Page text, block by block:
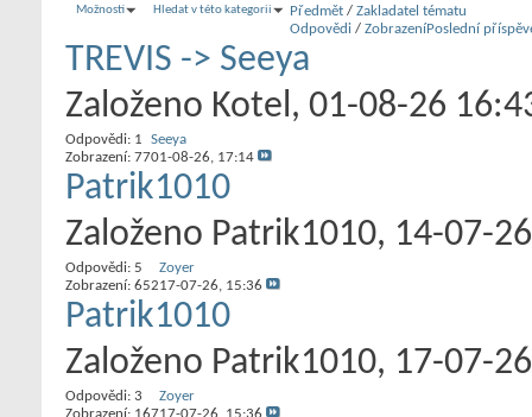
Možnosti Hledat v této kategorii Předmět / Zakladatel tématu
Odpovědi / ZobrazeníPoslední
TREVIS -> Seeya
Založeno Kotel‎, 01-08-26
Odpovědi: 1
Zobrazení: 77
Seeya
01-08-26, 17:14
Patrik1010
Založeno Patrik1010‎, 14-07-
Odpovědi: 5
Zobrazení: 652
Zoyer
17-07-26, 15:36
Patrik1010
Založeno Patrik1010‎, 17-07-
Odpovědi: 3
Zoyer